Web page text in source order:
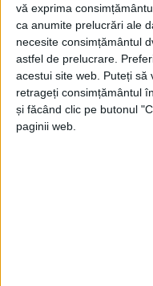
vă exprima
ca anumite prelucrări ale
necesite consimțământul
astfel de prelucrare.
acestui site web. Puteți să
retrageți consimțământul
și făcând clic pe butonul
paginii web.